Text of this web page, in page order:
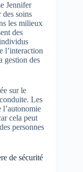
Jennifer
soins
les milieux
des
l’interaction
gestion des
sur le
Les
l’autonomie
cela peut
personnes
de sécurité